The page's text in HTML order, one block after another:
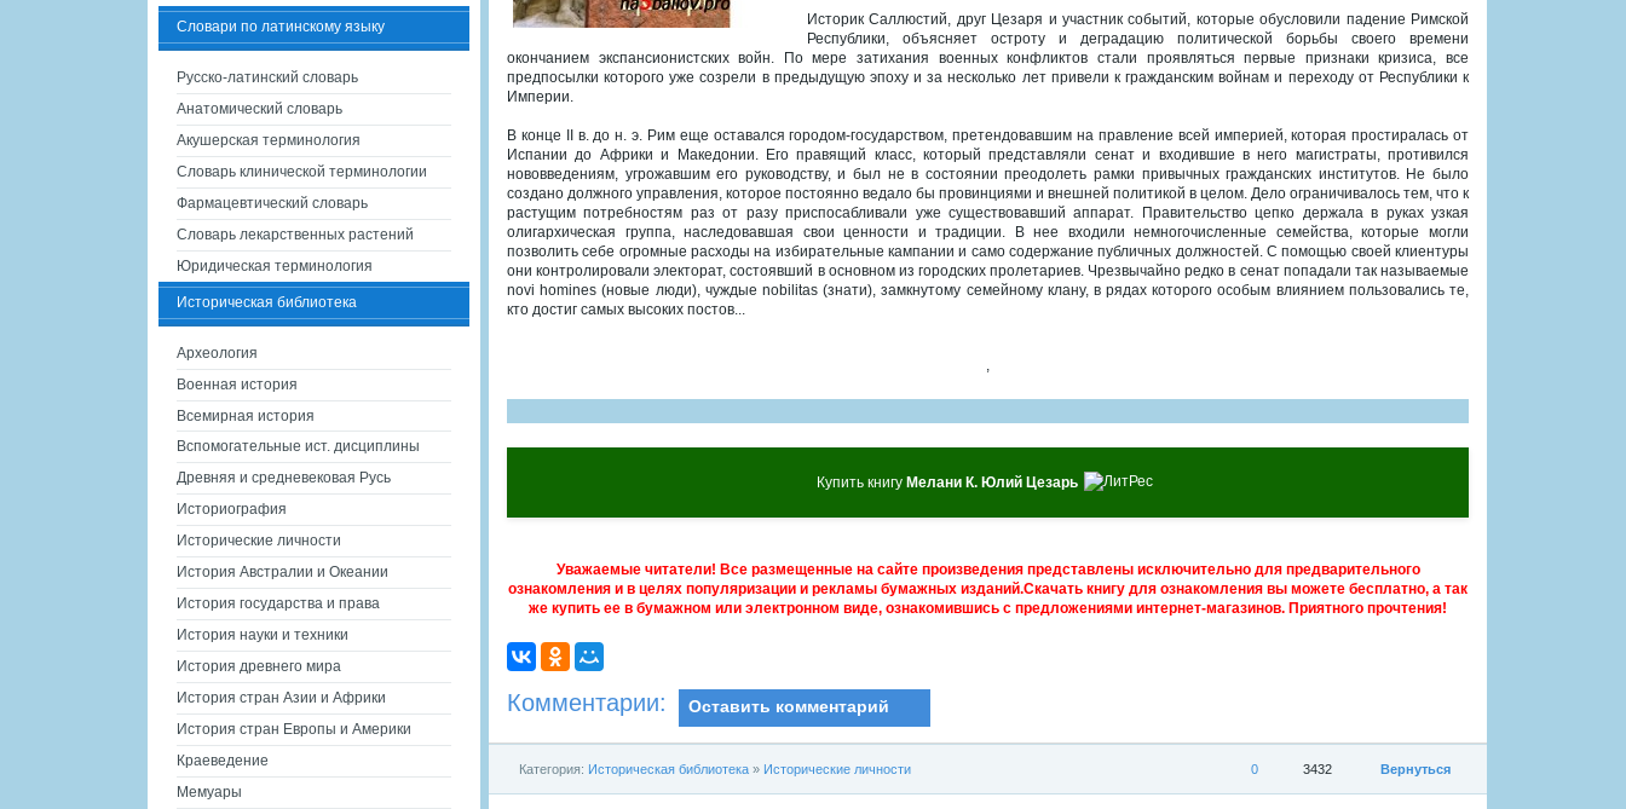
Историк Саллюстий, друг Цезаря и участник событий, которые обусловили падение Римской
Республики, объясняет остроту и деградацию политической борьбы своего времени
окончанием экспансионистских войн. По мере затихания военных конфликтов стали проявляться первые признаки кризиса, все
предпосылки которого уже созрели в предыдущую эпоху и за несколько лет привели к гражданским войнам и переходу от Республики к
Империи.
В конце II в. до н. э. Рим еще оставался городом-государством, претендовавшим на правление всей империей, которая простиралась от
Испании до Африки и Македонии. Его правящий класс, который представляли сенат и входившие в него магистраты, противился
нововведениям, угрожавшим его руководству, и был не в состоянии преодолеть рамки привычных гражданских институтов. Не было
создано должного управления, которое постоянно ведало бы провинциями и внешней политикой в целом. Дело ограничивалось тем, что к
растущим потребностям раз от разу приспосабливали уже существовавший аппарат. Правительство цепко держала в руках узкая
олигархическая группа, наследовавшая свои ценности и традиции. В нее входили немногочисленные семейства, которые могли
позволить себе огромные расходы на избирательные кампании и само содержание публичных должностей. С помощью своей клиентуры
они контролировали электорат, состоявший в основном из городских пролетариев. Чрезвычайно редко в сенат попадали так называемые
novi homines (новые люди), чуждые nobilitas (знати), замкнутому семейному клану, в рядах которого особым влиянием пользовались те,
кто достиг самых высоких постов...
,
Купить книгу Мелани К. Юлий Цезарь
Уважаемые читатели! Все размещенные на сайте произведения представлены исключительно для предварительного
ознакомления и в целях популяризации и рекламы бумажных изданий.Скачать книгу для ознакомления вы можете бесплатно, а так
же купить ее в бумажном или электронном виде, ознакомившись с предложениями интернет-магазинов. Приятного прочтения!
Комментарии: Оставить комментарий
Вернуться
3432
0
Категория: Историческая библиотека » Исторические личности
Словари по латинскому языку
Русско-латинский словарь
Анатомический словарь
Акушерская терминология
Словарь клинической терминологии
Фармацевтический словарь
Словарь лекарственных растений
Юридическая терминология
Историческая библиотека
Археология
Военная история
Всемирная история
Вспомогательные ист. дисциплины
Древняя и средневековая Русь
Историография
Исторические личности
История Австралии и Океании
История государства и права
История науки и техники
История древнего мира
История стран Азии и Африки
История стран Европы и Америки
Краеведение
Мемуары